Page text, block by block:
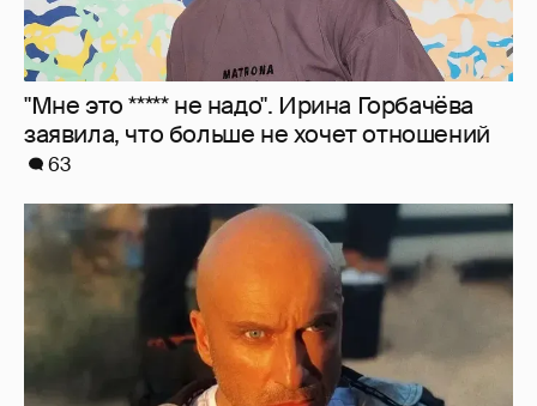
"Я не за кордоном". Дмитрий Нагиев
ответил на слухи о его эмиграции